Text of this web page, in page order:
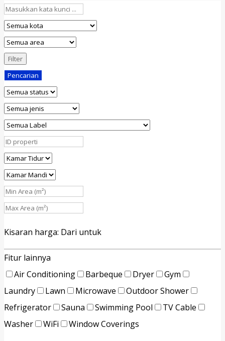
Filter
Pencarian
Kisaran harga: Dari untuk
Fitur lainnya
Air Conditioning
Barbeque Dryer
Gym
Laundry
Lawn Microwave
Outdoor Shower
Refrigerator
Sauna Swimming Pool
TV Cable
Washer
WiFi Window Coverings